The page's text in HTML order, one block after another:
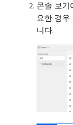
콘솔 보기
요한 경우
니다.